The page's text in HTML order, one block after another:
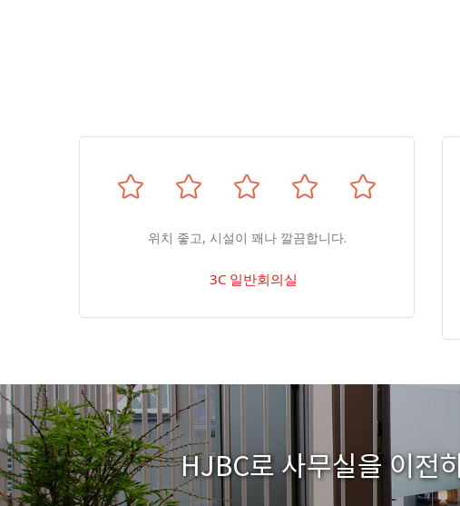
위치 좋고, 시설이 꽤나 깔끔합니다.
3C 일반회의실
HJBC로 사무실을 이전